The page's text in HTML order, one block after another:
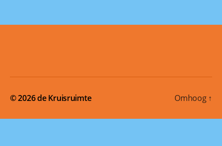
© 2026de Kruisruimte Omhoog ↑